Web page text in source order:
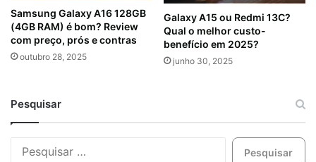
Samsung Galaxy A16 128GB
(4GB RAM) é bom? Review
com preço, prós e contras
outubro 28, 2025
Galaxy A15 ou Redmi 13C?
Qual o melhor custo-
benefício em 2025?
junho 30, 2025
Pesquisar